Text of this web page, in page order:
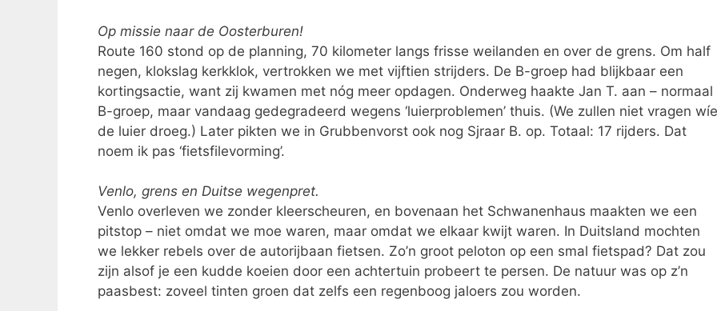
Op missie naar de Oosterburen!
Route 160 stond op de planning, 70 kilometer langs frisse weilanden en over de grens. Om half
negen, klokslag kerkklok, vertrokken we met vijftien strijders. De B-groep had blijkbaar een
kortingsactie, want zij kwamen met nóg meer opdagen. Onderweg haakte Jan T. aan – normaal
B-groep, maar vandaag gedegradeerd wegens ‘luierproblemen’ thuis. (We zullen niet vragen wíe
de luier droeg.) Later pikten we in Grubbenvorst ook nog Sjraar B. op. Totaal: 17 rijders. Dat
noem ik pas ‘fietsfilevorming’.
Venlo, grens en Duitse wegenpret.
Venlo overleven we zonder kleerscheuren, en bovenaan het Schwanenhaus maakten we een
pitstop – niet omdat we moe waren, maar omdat we elkaar kwijt waren. In Duitsland mochten
we lekker rebels over de autorijbaan fietsen. Zo’n groot peloton op een smal fietspad? Dat zou
zijn alsof je een kudde koeien door een achtertuin probeert te persen. De natuur was op z’n
paasbest: zoveel tinten groen dat zelfs een regenboog jaloers zou worden.